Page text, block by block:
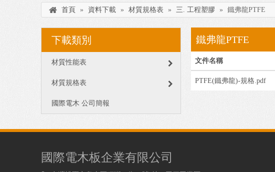
首頁 » 資料下載 » 材質規格表 » 三. 工程塑膠 » 鐵弗龍PTFE
下載類別
材質性能表
材質規格表
國際電木 公司簡報
鐵弗龍PTFE
文件名稱
PTFE(鐵弗龍)-規格.pdf
國際電木板企業有限公司